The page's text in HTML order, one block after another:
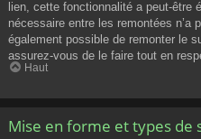
lien, cette fonctionnalité a peut-être
nécessaire entre les remontées
également possible de remonter le
assurez-vous de le faire tout en
Haut
Mise en forme et types de